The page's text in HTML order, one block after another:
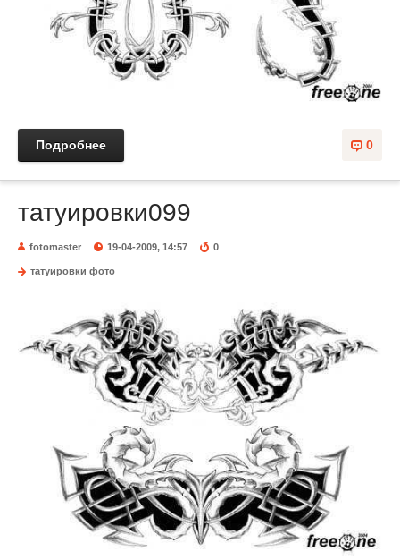
0
Подробнее
татуировки099
fotomaster 19-04-2009, 14:57 0
татуировки фото